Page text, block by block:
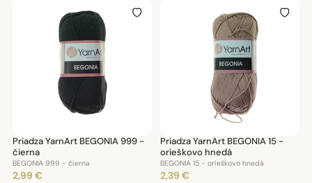
Priadza YarnArt BEGONIA 999 -
čierna
BEGONIA 999 - čierna
2,99 €
Priadza YarnArt BEGONIA 15 -
orieškovo hnedá
BEGONIA 15 - orieškovo hnedá
2,39 €